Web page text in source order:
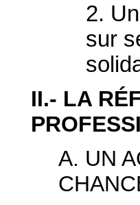
2.
sur
II.- LA
A. UN